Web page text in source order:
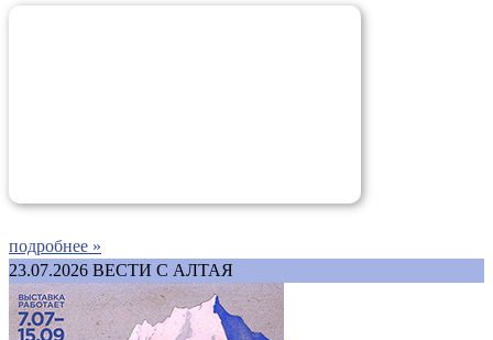
подробнее »
23.07.2026 ВЕСТИ С АЛТАЯ